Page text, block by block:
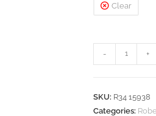
Clear
- +
SKU: R34 15938
Categories: